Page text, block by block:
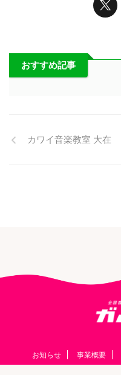
おすすめ記事
カワイ音楽教室 大在
お知らせ 事業概要